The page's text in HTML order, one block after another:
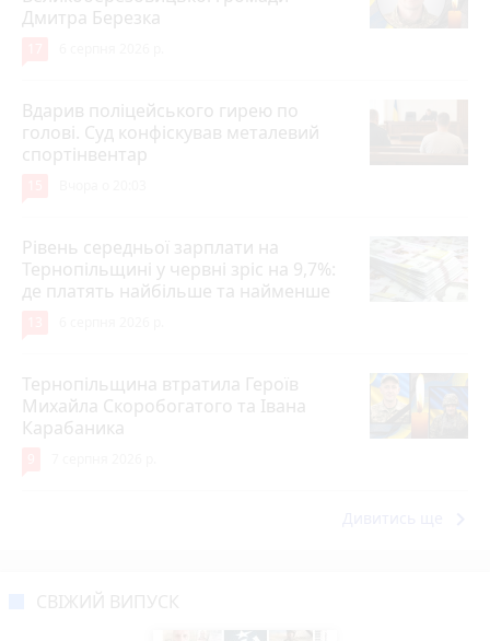
Дмитра Березка
Вдарив поліцейського гирею по
голові. Суд конфіскував металевий
спортінвентар
Рівень середньої зарплати на
Тернопільщині у червні зріс на 9,7%:
де платять найбільше та найменше
Тернопільщина втратила Героїв
Михайла Скоробогатого та Івана
Карабаника